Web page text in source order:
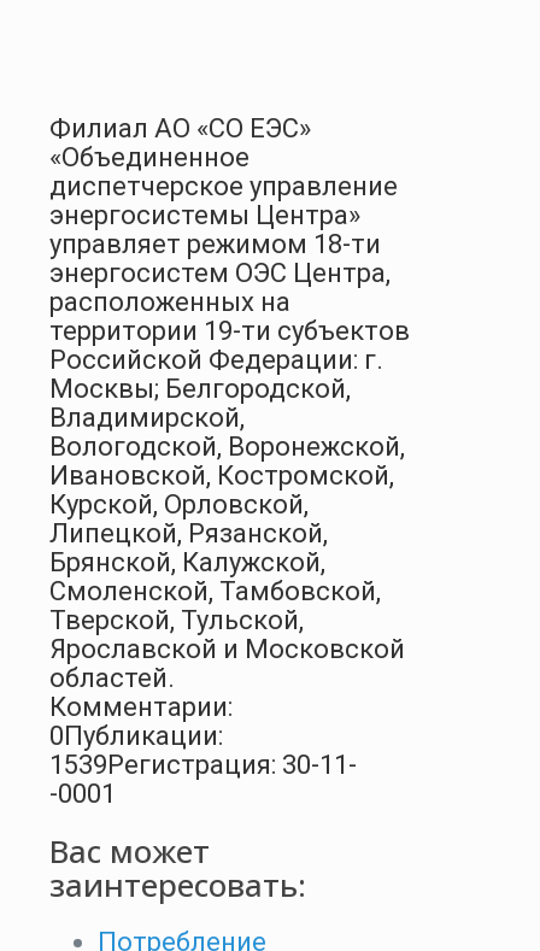
Филиал АО «СО ЕЭС»
«Объединенное
диспетчерское управление
энергосистемы Центра»
управляет режимом 18-ти
энергосистем ОЭС Центра,
расположенных на
территории 19-ти субъектов
Российской Федерации: г.
Москвы; Белгородской,
Владимирской,
Вологодской, Воронежской,
Ивановской, Костромской,
Курской, Орловской,
Липецкой, Рязанской,
Брянской, Калужской,
Смоленской, Тамбовской,
Тверской, Тульской,
Ярославской и Московской
областей.
Комментарии:
0Публикации:
1539Регистрация: 30-11-
-0001
Вас может
заинтересовать:
Потребление